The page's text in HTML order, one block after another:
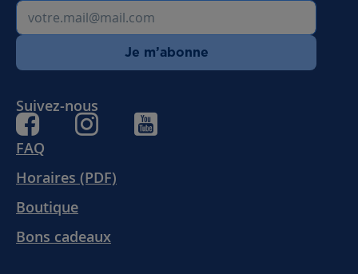
FAQ
Horaires (PDF)
Boutique
Bons cadeaux
Je m’abonne
Suivez-nous